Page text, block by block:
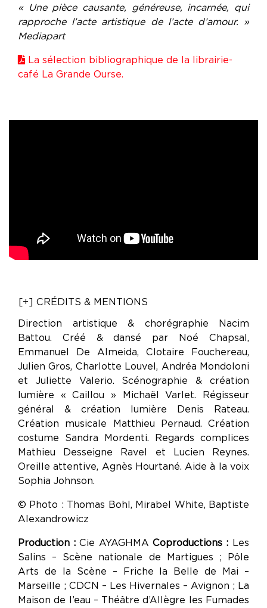
« Une pièce causante, généreuse, incarnée, qui
rapproche l’acte artistique de l’acte d’amour. »
Mediapart
La sélection bibliographique de la librairie-
café La Grande Ourse.
[+] CRÉDITS & MENTIONS
Direction artistique & chorégraphie Nacim
Battou. Créé & dansé par Noé Chapsal,
Emmanuel De Almeida, Clotaire Fouchereau,
Julien Gros, Charlotte Louvel, Andréa Mondoloni
et Juliette Valerio. Scénographie & création
lumière « Caillou » Michaël Varlet. Régisseur
général & création lumière Denis Rateau.
Création musicale Matthieu Pernaud. Création
costume Sandra Mordenti. Regards complices
Mathieu Desseigne Ravel et Lucien Reynes.
Oreille attentive, Agnès Hourtané. Aide à la voix
Sophia Johnson.
© Photo : Thomas Bohl, Mirabel White, Baptiste
Alexandrowicz
Production : Cie AYAGHMA Coproductions : Les
Salins – Scène nationale de Martigues ; Pôle
Arts de la Scène – Friche la Belle de Mai –
Marseille ; CDCN – Les Hivernales – Avignon ; La
Maison de l’eau – Théâtre d’Allègre les Fumades